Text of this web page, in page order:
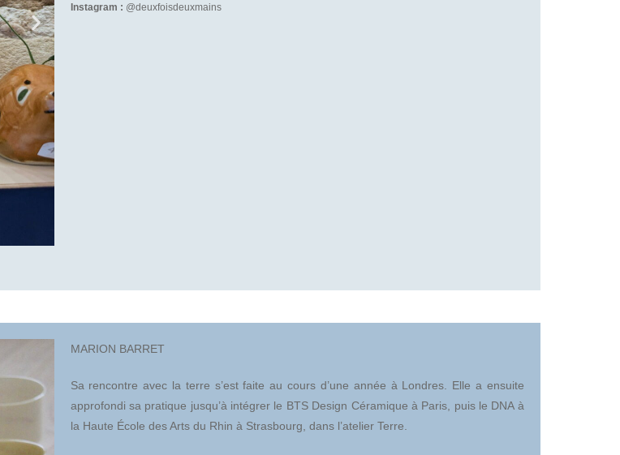
Instagram : @deuxfoisdeuxmains
MARION BARRET
Sa rencontre avec la terre s’est faite au cours d’une année à Londres. Elle a ensuite
approfondi sa pratique jusqu’à intégrer le BTS Design Céramique à Paris, puis le DNA à
la Haute École des Arts du Rhin à Strasbourg, dans l’atelier Terre.